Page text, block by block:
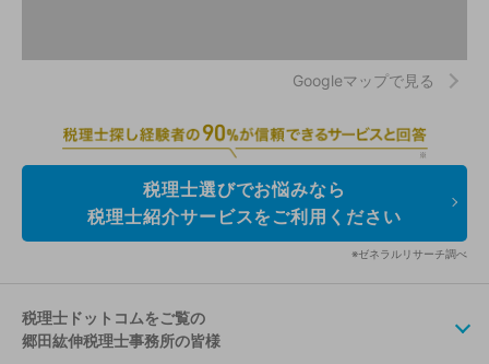
Googleマップで見る
税理士選びでお悩みなら
税理士紹介サービスをご利用ください
※ゼネラルリサーチ調べ
税理士ドットコムをご覧の
郷田紘伸税理士事務所の皆様